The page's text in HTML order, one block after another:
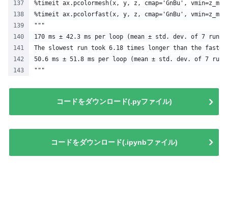
%timeit ax.pcolormesh(x, y, z, cmap='GnBu',
%timeit ax.pcolorfast(x, y, z, cmap='GnBu',
"""
170 ms ± 42.3 ms per loop (mean ± std. dev. of 7
The slowest run took 6.18 times longer than the
50.6 ms ± 51.8 ms per loop (mean ± std. dev. of 7
"""
コードをダウンロード(.pyファイル)
コードをダウンロード(.ipynbファイル)